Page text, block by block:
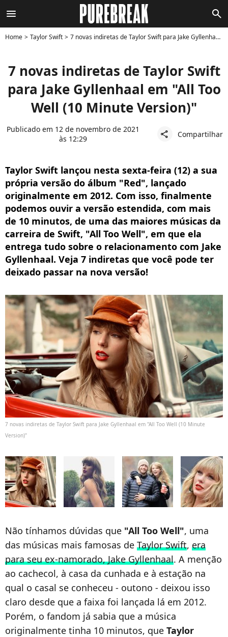
menu search
Home Taylor Swift 7 novas indiretas de Taylor Swift para Jake Gyllenhaal em "All Too Well (10 Minute Version)"
7 novas indiretas de Taylor Swift
para Jake Gyllenhaal em "All Too
Well (10 Minute Version)"
Publicado em 12 de novembro de 2021
às 12:29
share Compartilhar
Taylor Swift lançou nesta sexta-feira (12) a sua
própria versão do álbum "Red", lançado
originalmente em 2012. Com isso, finalmente
podemos ouvir a versão estendida, com mais
de 10 minutos, de uma das maiores músicas da
carreira de Swift, "All Too Well", em que ela
entrega tudo sobre o relacionamento com Jake
Gyllenhaal. Veja 7 indiretas que você pode ter
deixado passar na nova versão!
7 novas indiretas de Taylor Swift para Jake Gyllenhaal em "All Too Well (10 Minute
Version)"
Não tínhamos dúvidas que "All Too Well", uma
das músicas mais famosas de Taylor Swift, era
para seu ex-namorado, Jake Gyllenhaal. A menção
ao cachecol, à casa da cunhada e à estação na
qual o casal se conheceu - outono - deixou isso
claro desde que a faixa foi lançada lá em 2012.
Porém, o fandom já sabia que a música
originalmente tinha 10 minutos, que Taylor